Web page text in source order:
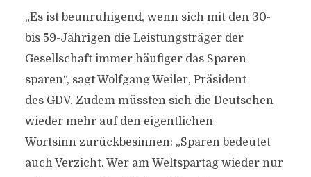
„Es ist beunruhigend, wenn sich mit den 30-
bis 59-Jährigen die Leistungsträger der
Gesellschaft immer häufiger das Sparen
sparen“, sagt Wolfgang Weiler, Präsident
des GDV. Zudem müssten sich die Deutschen
wieder mehr auf den eigentlichen
Wortsinn zurückbesinnen: „Sparen bedeutet
auch Verzicht. Wer am Weltspartag wieder nur